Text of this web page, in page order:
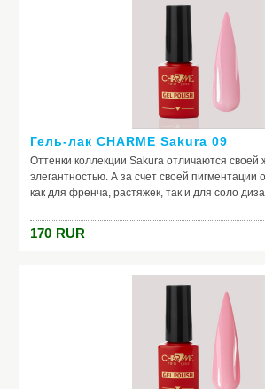
Гель-лак CHARME Sakura 09
Оттенки коллекции Sakura отличаются своей
элегантностью. А за счет своей пигментации
как для френча, растяжек, так и для соло
идеальная полимеризация актуальная
old money
170 RUR